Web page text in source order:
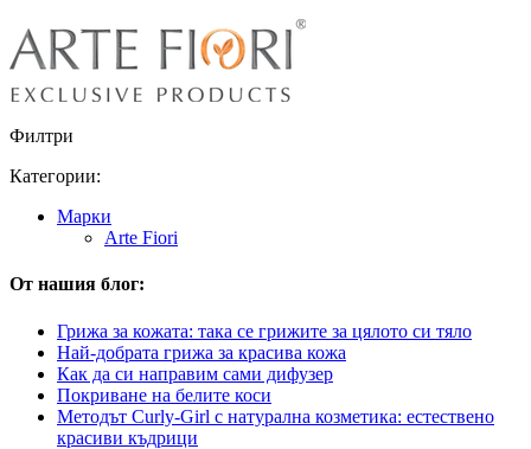
Филтри
Категории:
Марки
Arte Fiori
От нашия блог:
Грижа за кожата: така се грижите за цялото си тяло
Най-добрата грижа за красива кожа
Как да си направим сами дифузер
Покриване на белите коси
Методът Curly-Girl с натурална козметика: естествено
красиви къдрици